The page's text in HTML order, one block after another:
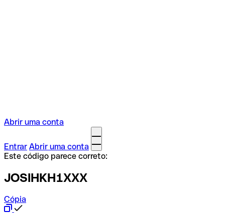
Abrir uma conta
Entrar Abrir uma conta
Este código parece correto:
JOSIHKH1XXX
Cópia